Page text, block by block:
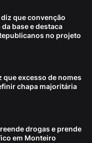
que convenção
base e destaca
no projeto
que excesso de nomes
chapa majoritária
drogas e prende
em Monteiro